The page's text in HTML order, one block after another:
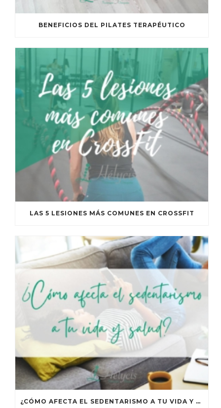
BENEFICIOS DEL PILATES TERAPÉUTICO
LAS 5 LESIONES MÁS COMUNES EN CROSSFIT
¿CÓMO AFECTA EL SEDENTARISMO A TU VIDA Y TU SALUD?